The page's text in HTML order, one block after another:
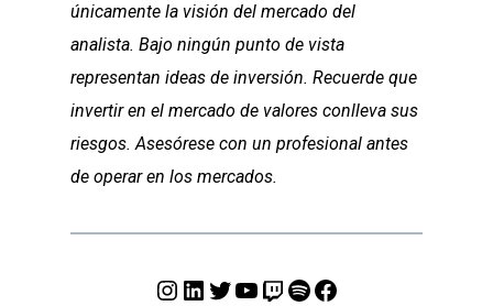
únicamente la visión del mercado del
analista. Bajo ningún punto de vista
representan ideas de inversión. Recuerde que
invertir en el mercado de valores conlleva sus
riesgos. Asesórese con un profesional antes
de operar en los mercados.
Instagram
LinkedIn
Twitter
YouTube
Twitch
Spotify
Facebook